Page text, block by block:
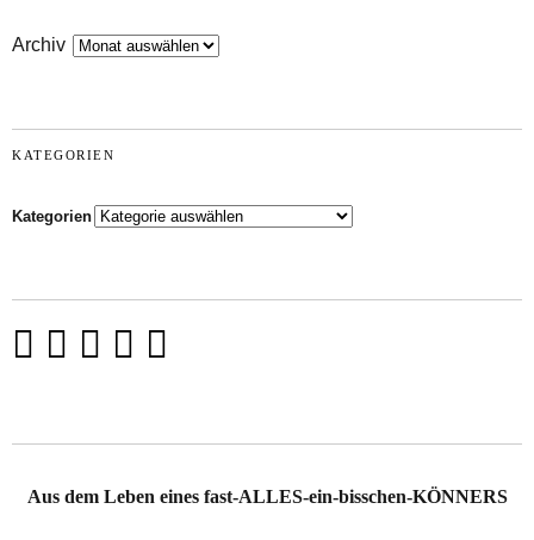
Archiv
KATEGORIEN
Kategorien
Aus dem Leben eines fast-ALLES-ein-bisschen-KÖNNERS